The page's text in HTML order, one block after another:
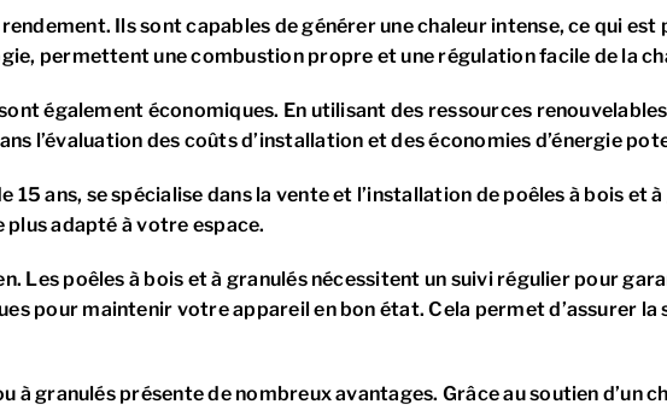
Ils sont capables de générer une chaleur intense, ce qui
permettent une combustion propre et une régulation facile de la
également économiques. En utilisant des ressources
l’évaluation des coûts d’installation et des économies d’énergie
15 ans, se spécialise dans la vente et l’installation de poêles à bois
plus adapté à votre espace.
Les poêles à bois et à granulés nécessitent un suivi régulier pour
pour maintenir votre appareil en bon état. Cela permet d’assurer
à granulés présente de nombreux avantages. Grâce au soutien d’un